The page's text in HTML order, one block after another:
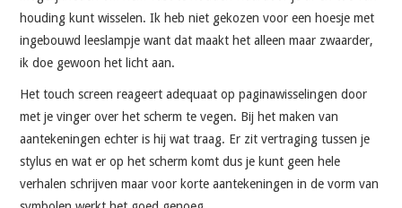
houding kunt wisselen. Ik heb niet gekozen voor een hoesje met
ingebouwd leeslampje want dat maakt het alleen maar zwaarder,
ik doe gewoon het licht aan.
Het touch screen reageert adequaat op paginawisselingen door
met je vinger over het scherm te vegen. Bij het maken van
aantekeningen echter is hij wat traag. Er zit vertraging tussen je
stylus en wat er op het scherm komt dus je kunt geen hele
verhalen schrijven maar voor korte aantekeningen in de vorm van